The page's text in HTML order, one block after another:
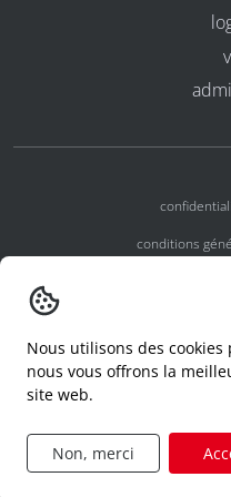
conditions
formulaire de
Nous utilisons des
nous vous offrons la
site web.
Non, merci